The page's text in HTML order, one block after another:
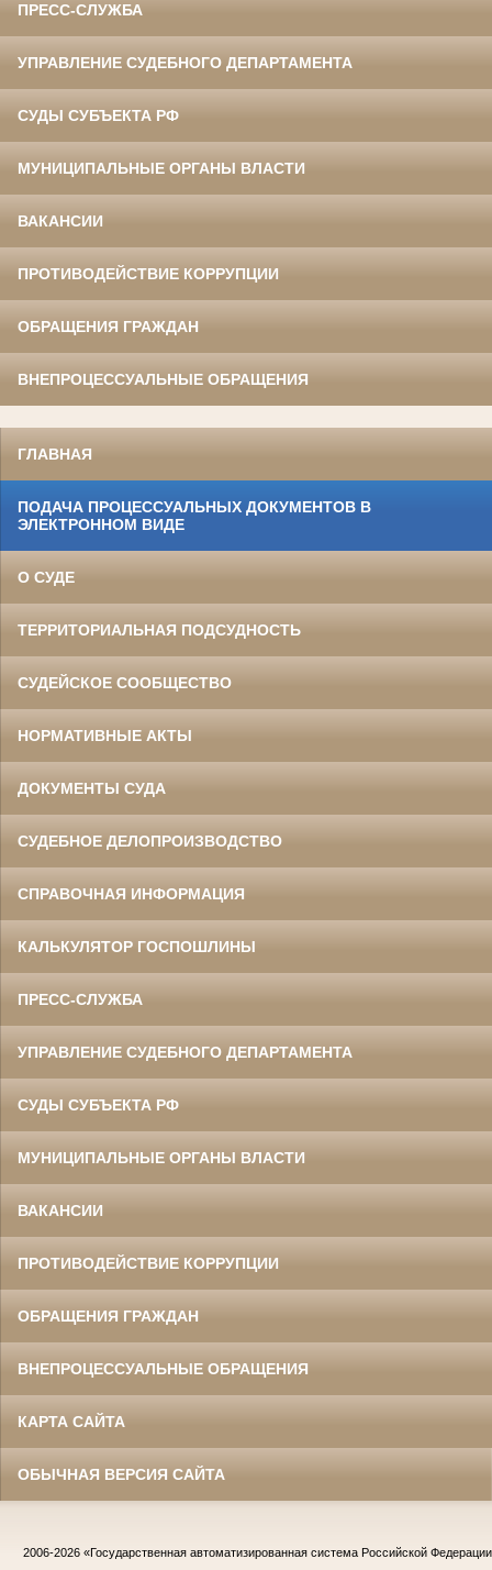
ПРЕСС-СЛУЖБА
УПРАВЛЕНИЕ СУДЕБНОГО ДЕПАРТАМЕНТА
СУДЫ СУБЪЕКТА РФ
МУНИЦИПАЛЬНЫЕ ОРГАНЫ ВЛАСТИ
ВАКАНСИИ
ПРОТИВОДЕЙСТВИЕ КОРРУПЦИИ
ОБРАЩЕНИЯ ГРАЖДАН
ВНЕПРОЦЕССУАЛЬНЫЕ ОБРАЩЕНИЯ
ГЛАВНАЯ
ПОДАЧА ПРОЦЕССУАЛЬНЫХ ДОКУМЕНТОВ В
ЭЛЕКТРОННОМ ВИДЕ
О СУДЕ
ТЕРРИТОРИАЛЬНАЯ ПОДСУДНОСТЬ
СУДЕЙСКОЕ СООБЩЕСТВО
НОРМАТИВНЫЕ АКТЫ
ДОКУМЕНТЫ СУДА
СУДЕБНОЕ ДЕЛОПРОИЗВОДСТВО
СПРАВОЧНАЯ ИНФОРМАЦИЯ
КАЛЬКУЛЯТОР ГОСПОШЛИНЫ
ПРЕСС-СЛУЖБА
УПРАВЛЕНИЕ СУДЕБНОГО ДЕПАРТАМЕНТА
СУДЫ СУБЪЕКТА РФ
МУНИЦИПАЛЬНЫЕ ОРГАНЫ ВЛАСТИ
ВАКАНСИИ
ПРОТИВОДЕЙСТВИЕ КОРРУПЦИИ
ОБРАЩЕНИЯ ГРАЖДАН
ВНЕПРОЦЕССУАЛЬНЫЕ ОБРАЩЕНИЯ
КАРТА САЙТА
ОБЫЧНАЯ ВЕРСИЯ САЙТА
2006-2026 «Государственная автоматизированная система Российской